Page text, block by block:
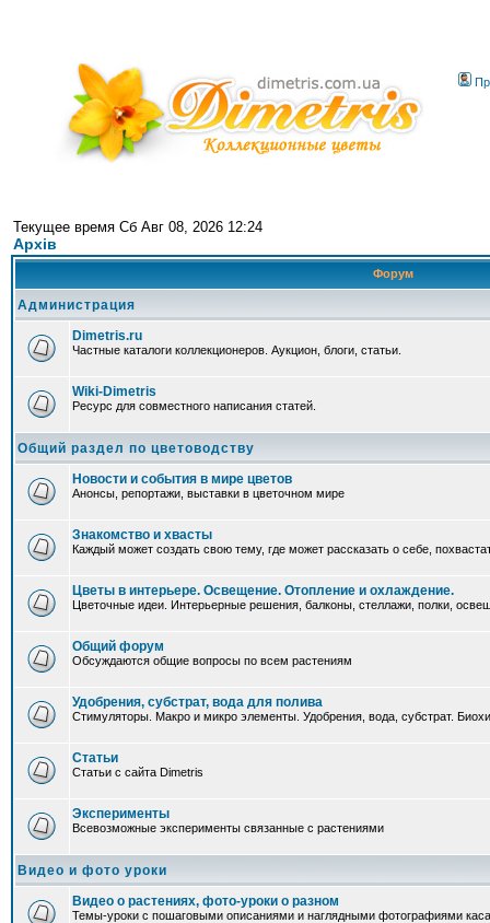
Текущее время Сб Авг 08, 2026 12:24
Архів
Форум
Администрация
Dimetris.ru
Частные каталоги коллекционеров. Аукцион, блоги, статьи.
Wiki-Dimetris
Ресурс для совместного написания статей.
Общий раздел по цветоводству
Новости и события в мире цветов
Анонсы, репортажи, выставки в цветочном мире
Знакомство и хвасты
Каждый может создать свою тему, где может рассказать о себе,
Цветы в интерьере. Освещение. Отопление и охлаждение.
Цветочные идеи. Интерьерные решения, балконы, стеллажи, полки,
Общий форум
Обсуждаются общие вопросы по всем растениям
Удобрения, субстрат, вода для полива
Стимуляторы. Макро и микро элементы. Удобрения, вода, субстрат.
Статьи
Статьи с сайта Dimetris
Эксперименты
Всевозможные эксперименты связанные с растениями
Видео и фото уроки
Видео о растениях, фото-уроки о разном
Темы-уроки с пошаговыми описаниями и наглядными фотографиями